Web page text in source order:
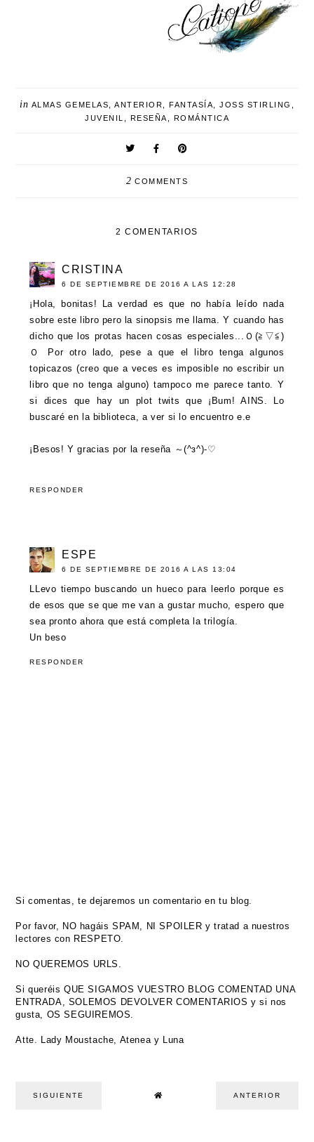
in ALMAS GEMELAS, ANTERIOR, FANTASÍA, JOSS STIRLING ,
JUVENIL , RESEÑA, ROMÁNTICA
2 COMMENTS
2 COMENTARIOS
CRISTINA
6 DE SEPTIEMBRE DE 2016 A LAS 12:28
¡Hola, bonitas! La verdad es que no había leído nada
sobre este libro pero la sinopsis me llama. Y cuando has
dicho que los protas hacen cosas especiales...Ｏ(≧▽≦)
Ｏ Por otro lado, pese a que el libro tenga algunos
topicazos (creo que a veces es imposible no escribir un
libro que no tenga alguno) tampoco me parece tanto. Y
si dices que hay un plot twits que ¡Bum! AINS. Lo
buscaré en la biblioteca, a ver si lo encuentro e.e
¡Besos! Y gracias por la reseña ～(^з^)-♡
RESPONDER
ESPE
6 DE SEPTIEMBRE DE 2016 A LAS 13:04
LLevo tiempo buscando un hueco para leerlo porque es
de esos que se que me van a gustar mucho, espero que
sea pronto ahora que está completa la trilogía.
Un beso
RESPONDER
Si comentas, te dejaremos un comentario en tu blog.
Por favor, NO hagáis SPAM, NI SPOILER y tratad a nuestros
lectores con RESPETO.
NO QUEREMOS URLS.
Si queréis QUE SIGAMOS VUESTRO BLOG COMENTAD UNA
ENTRADA, SOLEMOS DEVOLVER COMENTARIOS y si nos
gusta, OS SEGUIREMOS.
Atte. Lady Moustache, Atenea y Luna
SIGUIENTE ANTERIOR